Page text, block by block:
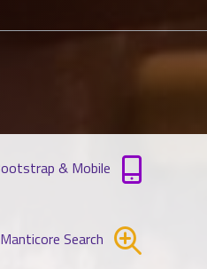
Manticore Search